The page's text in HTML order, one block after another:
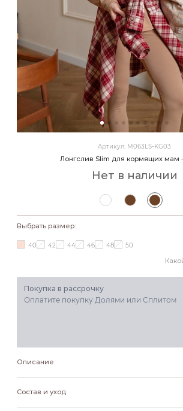
Артикул: M063LS-KG03
Лонгслив Slim для кормящих мам
Нет в наличии
Выбрать размер:
40 42 44 46 48 50
Покупка в рассрочку
Оплатите покупку Долями или Сплитом
Описание
Состав и уход